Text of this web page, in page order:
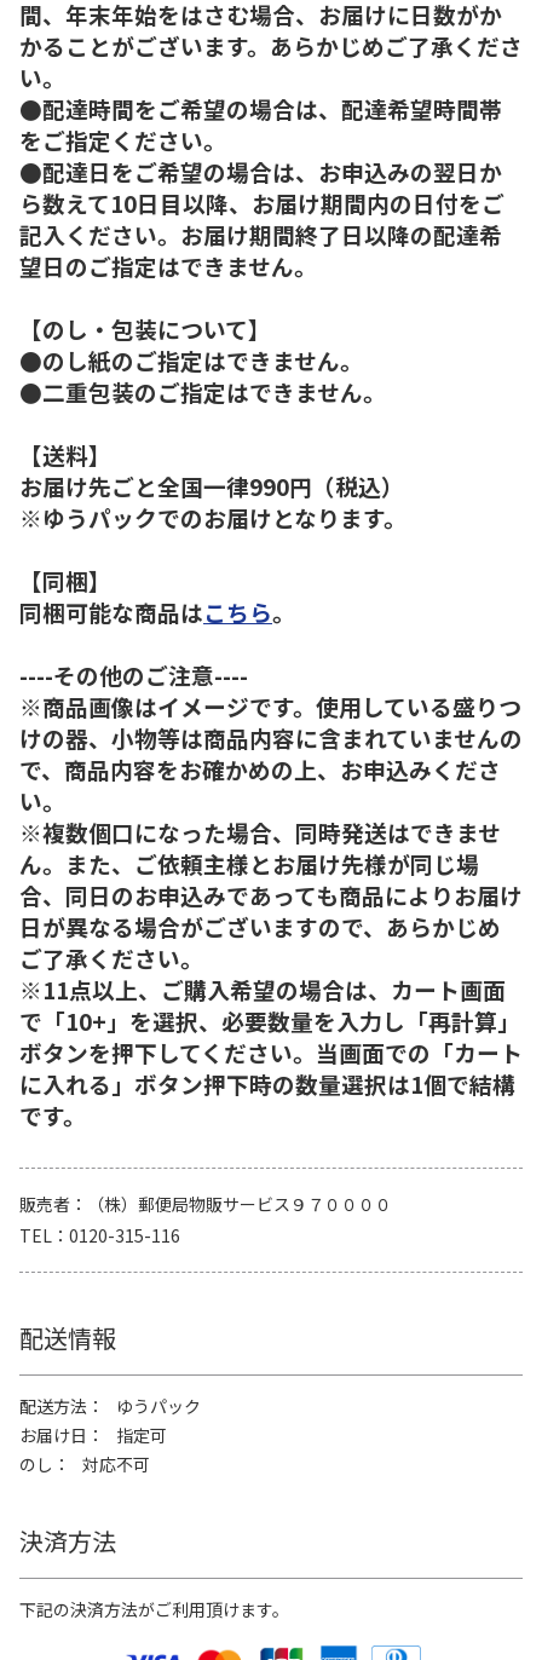
間、年末年始をはさむ場合、お届けに日数がか
かることがございます。あらかじめご了承くださ
い。
●配達時間をご希望の場合は、配達希望時間帯
をご指定ください。
●配達日をご希望の場合は、お申込みの翌日か
ら数えて10日目以降、お届け期間内の日付をご
記入ください。お届け期間終了日以降の配達希
望日のご指定はできません。
【のし・包装について】
●のし紙のご指定はできません。
●二重包装のご指定はできません。
【送料】
お届け先ごと全国一律990円（税込）
※ゆうパックでのお届けとなります。
【同梱】
同梱可能な商品はこちら。
----その他のご注意----
※商品画像はイメージです。使用している盛りつ
けの器、小物等は商品内容に含まれていませんの
で、商品内容をお確かめの上、お申込みくださ
い。
※複数個口になった場合、同時発送はできませ
ん。また、ご依頼主様とお届け先様が同じ場
合、同日のお申込みであっても商品によりお届け
日が異なる場合がございますので、あらかじめ
ご了承ください。
※11点以上、ご購入希望の場合は、カート画面
で「10+」を選択、必要数量を入力し「再計算」
ボタンを押下してください。当画面での「カート
に入れる」ボタン押下時の数量選択は1個で結構
です。
販売者
（株）郵便局物販サービス９７００００
TEL
0120-315-116
配送情報
配送方法
ゆうパック
お届け日
指定可
のし
対応不可
決済方法
下記の決済方法がご利用頂けます。